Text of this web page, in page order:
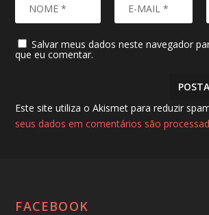
Salvar meus dados neste navegador
que eu comentar.
Este site utiliza o Akismet para reduzir
seus dados em comentários são
FACEBOOK